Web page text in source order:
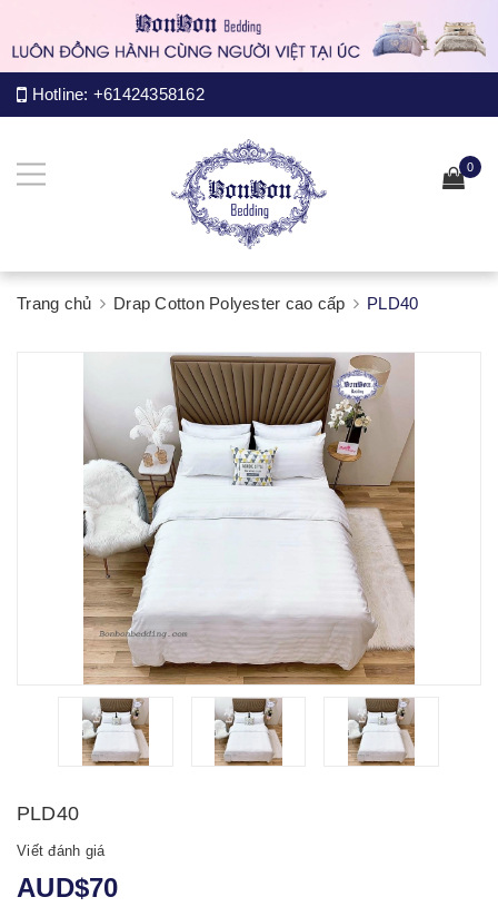
Hotline: +61424358162
0
Trang chủ Drap Cotton Polyester cao cấp PLD40
PLD40
Viết đánh giá
AUD$70